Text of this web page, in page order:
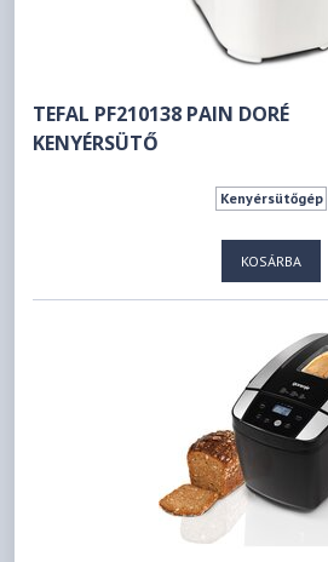
TEFAL PF210138 PAIN DORÉ
KENYÉRSÜTŐ
Kenyérsütőgép
KOSÁRBA